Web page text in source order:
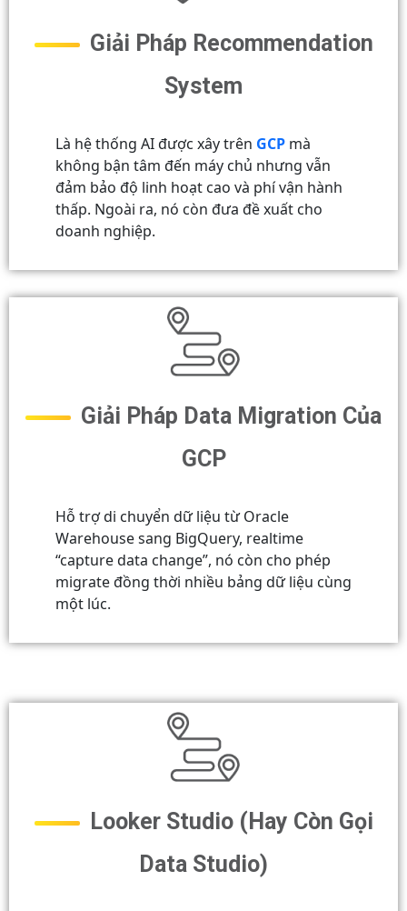
Giải Pháp Recommendation
System
Là hệ thống AI được xây trên GCP mà
không bận tâm đến máy chủ nhưng vẫn
đảm bảo độ linh hoạt cao và phí vận hành
thấp. Ngoài ra, nó còn đưa đề xuất cho
doanh nghiệp.
Giải Pháp Data Migration Của
GCP
Hỗ trợ di chuyển dữ liệu từ Oracle
Warehouse sang BigQuery, realtime
“capture data change”, nó còn cho phép
migrate đồng thời nhiều bảng dữ liệu cùng
một lúc.
Looker Studio (Hay Còn Gọi
Data Studio)